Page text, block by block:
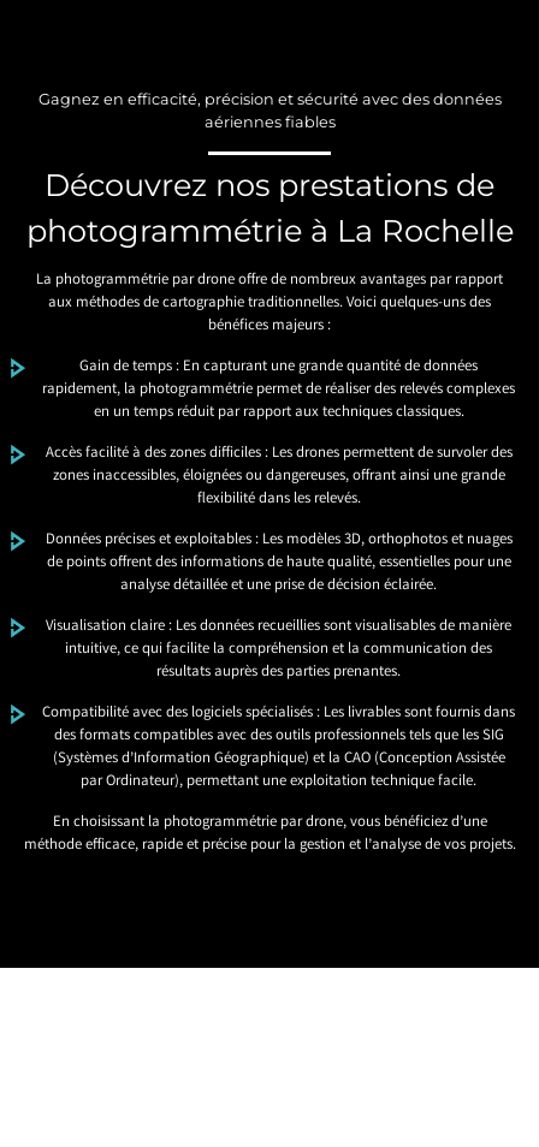
Gagnez en efficacité, précision et sécurité avec des données
aériennes fiables
Découvrez nos prestations de
photogrammétrie à La Rochelle
La photogrammétrie par drone offre de nombreux avantages par rapport
aux méthodes de cartographie traditionnelles. Voici quelques-uns des
bénéfices majeurs :
Gain de temps : En capturant une grande quantité de données
rapidement, la photogrammétrie permet de réaliser des relevés complexes
en un temps réduit par rapport aux techniques classiques.
Accès facilité à des zones difficiles : Les drones permettent de survoler des
zones inaccessibles, éloignées ou dangereuses, offrant ainsi une grande
flexibilité dans les relevés.
Données précises et exploitables : Les modèles 3D, orthophotos et nuages
de points offrent des informations de haute qualité, essentielles pour une
analyse détaillée et une prise de décision éclairée.
Visualisation claire : Les données recueillies sont visualisables de manière
intuitive, ce qui facilite la compréhension et la communication des
résultats auprès des parties prenantes.
Compatibilité avec des logiciels spécialisés : Les livrables sont fournis dans
des formats compatibles avec des outils professionnels tels que les SIG
(Systèmes d’Information Géographique) et la CAO (Conception Assistée
par Ordinateur), permettant une exploitation technique facile.
En choisissant la photogrammétrie par drone, vous bénéficiez d’une
méthode efficace, rapide et précise pour la gestion et l’analyse de vos projets.